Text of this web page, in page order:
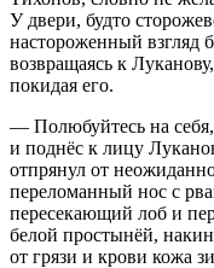
У двери, будто
настороженный взгляд
возвращаясь к
покидая его.
— Полюбуйтесь на
и поднёс к лицу
отпрянул от
переломанный нос с
пересекающий лоб и
белой простынёй,
от грязи и крови кожа